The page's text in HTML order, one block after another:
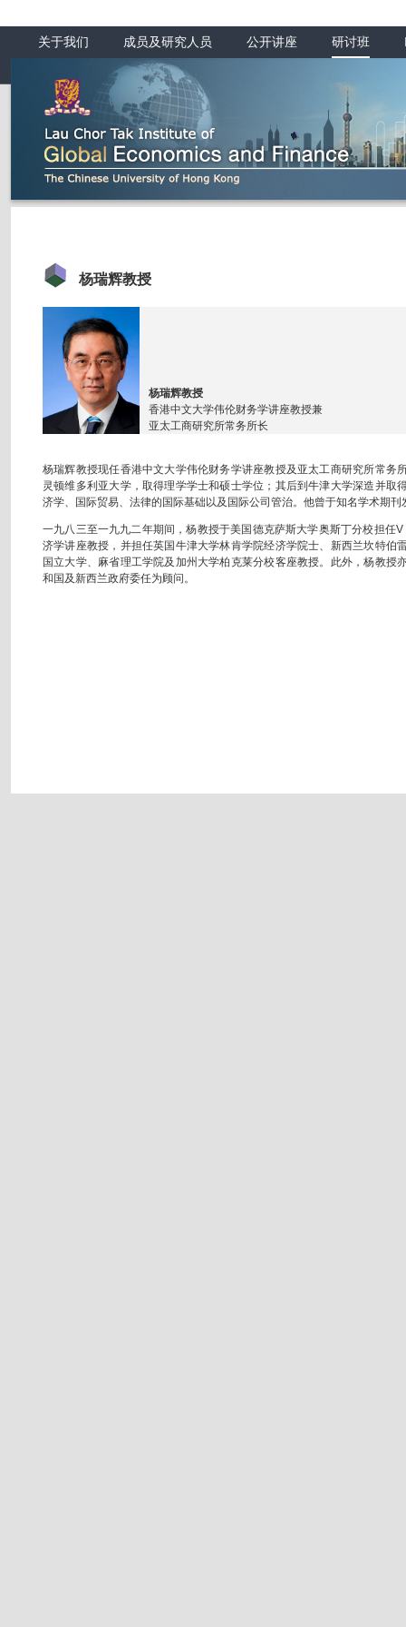
关于我们 成员及研究人员 公开讲座 研讨班
杨瑞辉教授
杨瑞辉教授
香港中文大学伟伦财务学讲座教授兼
亚太工商研究所常务所长
杨瑞辉教授现任香港中文大学伟伦财务学讲座教授及亚太工商研究所常务
灵顿维多利亚大学，取得理学学士和硕士学位；其后到牛津大学深造并取
济学、国际贸易、法律的国际基础以及国际公司管治。他曾于知名学术期刊
一九八三至一九九二年期间，杨教授于美国德克萨斯大学奥斯丁分校担任
济学讲座教授，并担任英国牛津大学林肯学院经济学院士、新西兰坎特伯
国立大学、麻省理工学院及加州大学柏克莱分校客座教授。此外，杨教授
和国及新西兰政府委任为顾问。